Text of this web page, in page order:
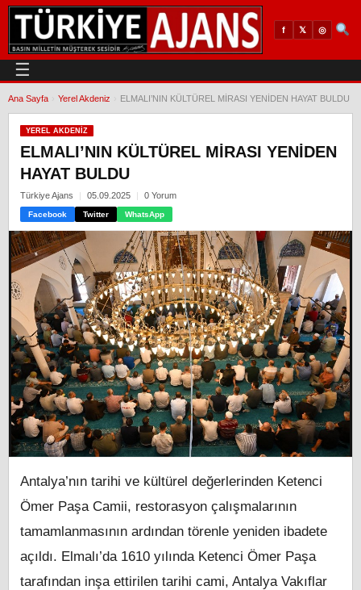
f 𝕏 ◎
☰
Ana Sayfa Yerel Akdeniz ELMALI’NIN KÜLTÜREL MİRASI YENİDEN HAYAT BULDU
YEREL AKDENIZ
ELMALI’NIN KÜLTÜREL MİRASI YENİDEN
HAYAT BULDU
Türkiye Ajans 05.09.2025 0 Yorum
Facebook Twitter WhatsApp
Antalya’nın tarihi ve kültürel değerlerinden Ketenci
Ömer Paşa Camii, restorasyon çalışmalarının
tamamlanmasının ardından törenle yeniden ibadete
açıldı. Elmalı’da 1610 yılında Ketenci Ömer Paşa
tarafından inşa ettirilen tarihi cami, Antalya Vakıflar